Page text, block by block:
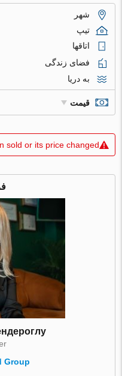
شهر
تیپ
اتاقها
فضای زندگی
به دریا
قیمت
sold or its price changed
Group